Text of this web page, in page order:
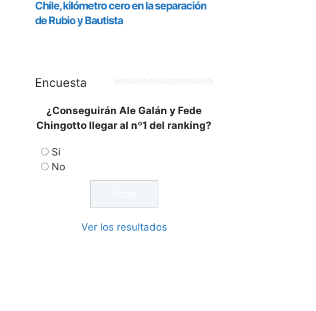
Encuesta
¿Conseguirán Ale Galán y Fede
Chingotto llegar al nº1 del ranking?
Si
No
Ver los resultados